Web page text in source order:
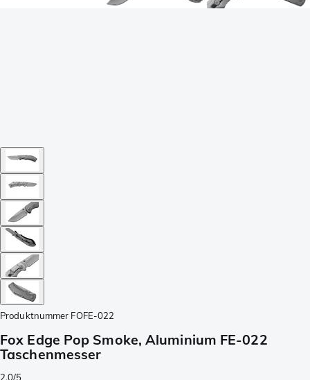
Produktnummer FOFE-022
Fox Edge Pop Smoke, Aluminium FE-022
Taschenmesser
2.0/5